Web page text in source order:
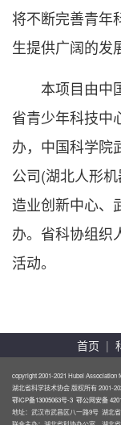
将不断完善青年
生提供广阔的发
本项目由中
省青少年科技中
办，中国科学院
公司(湖北人形
造业创新中心、
办。省科协组织
活动。
首页 |
copyright 2001-2021 Hubei Association
湖北省科学技术协会 版权所有 2001-
鄂ICP备13005063号-3 鄂公网安备
地址：武汉市武昌区八一路9号 湖北